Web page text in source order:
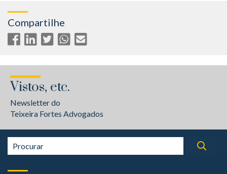
Compartilhe
Vistos, etc.
Newsletter do
Teixeira Fortes Advogados